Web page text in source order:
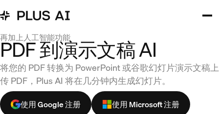
再加上人工智能功能
PDF 到演示文稿 AI
将您的 PDF 转换为 PowerPoint 或谷歌幻灯片演示文稿上
传 PDF，Plus AI 将在几分钟内生成幻灯片。
使用 Google 注册 使用 Microsoft 注册